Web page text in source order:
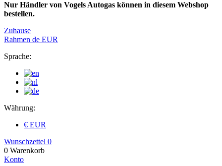
Nur Händler von Vogels Autogas können in diesem Webshop
bestellen.
Zuhause
Rahmen de EUR
Sprache:
Währung:
€ EUR
Wunschzettel 0
0 Warenkorb
Konto